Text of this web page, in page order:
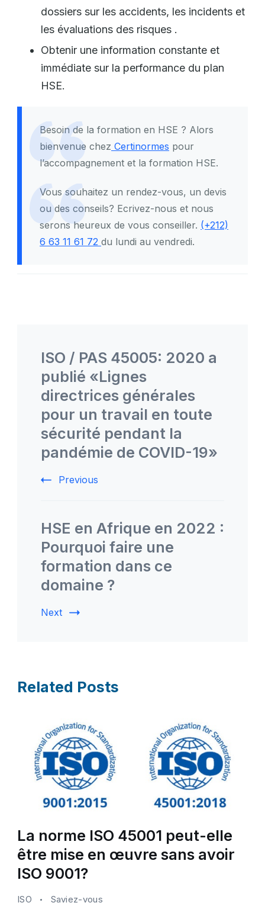
dossiers sur les accidents, les incidents et
les évaluations des risques .
Obtenir une information constante et
immédiate sur la performance du plan
HSE.
Besoin de la formation en HSE ? Alors
bienvenue chez Certinormes pour
l’accompagnement et la formation HSE.
Vous souhaitez un rendez-vous, un devis
ou des conseils? Ecrivez-nous et nous
serons heureux de vous conseiller. (+212)
6 63 11 61 72 du lundi au vendredi.
Navigation
ISO / PAS 45005: 2020 a
publié «Lignes
directrices générales
pour un travail en toute
sécurité pendant la
pandémie de COVID-19»
Previous
HSE en Afrique en 2022 :
Pourquoi faire une
formation dans ce
domaine ?
Next
Related Posts
La norme ISO 45001 peut-elle
être mise en œuvre sans avoir
ISO 9001?
ISO Saviez-vous